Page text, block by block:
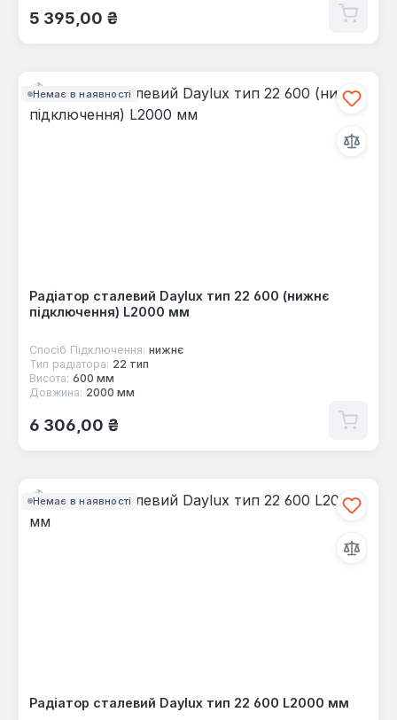
Звичайна ціна:
5 395,00 ₴
Немає в наявності
Радіатор сталевий Daylux тип 22 600 (нижнє
підключення) L2000 мм
Спосіб Підключення: нижнє
Тип радіатора: 22 тип
Висота: 600 мм
Довжина: 2000 мм
Звичайна ціна:
6 306,00 ₴
Немає в наявності
Радіатор сталевий Daylux тип 22 600 L2000 мм